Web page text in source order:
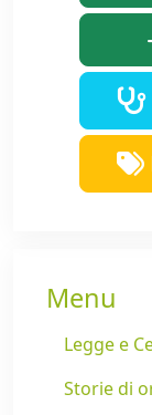
Menu
Legge e
Storie di